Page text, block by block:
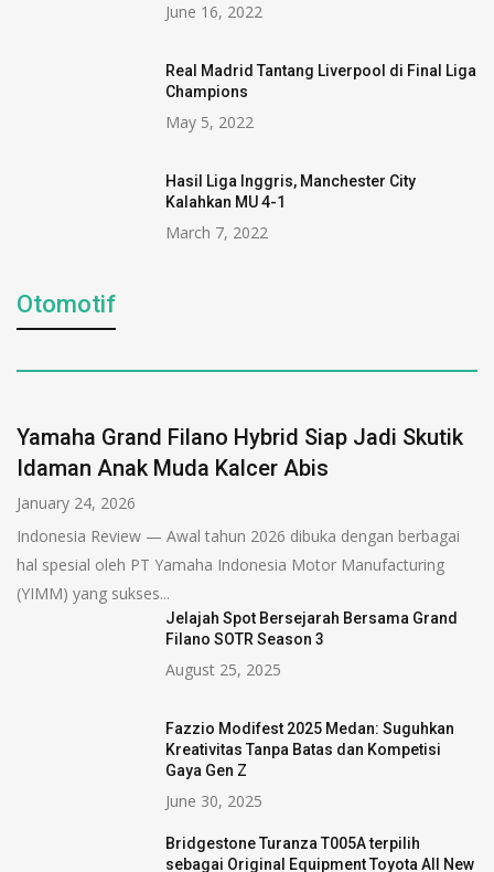
June 16, 2022
Real Madrid Tantang Liverpool di Final Liga
Champions
May 5, 2022
Hasil Liga Inggris, Manchester City
Kalahkan MU 4-1
March 7, 2022
Otomotif
Yamaha Grand Filano Hybrid Siap Jadi Skutik
Idaman Anak Muda Kalcer Abis
January 24, 2026
Indonesia Review — Awal tahun 2026 dibuka dengan berbagai
hal spesial oleh PT Yamaha Indonesia Motor Manufacturing
(YIMM) yang sukses...
Jelajah Spot Bersejarah Bersama Grand
Filano SOTR Season 3
August 25, 2025
Fazzio Modifest 2025 Medan: Suguhkan
Kreativitas Tanpa Batas dan Kompetisi
Gaya Gen Z
June 30, 2025
Bridgestone Turanza T005A terpilih
sebagai Original Equipment Toyota All New